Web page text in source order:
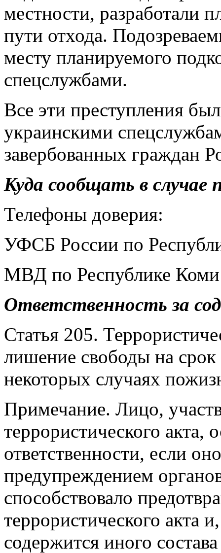
местности, разработали
пути отхода.
месту планируемого
спецслужбами.
Все эти преступления
украинскими
завербованных граждан
Куда сообщать в случае
Телефоны доверия:
УФСБ России по
МВД по Республике
Ответственность за
Статья 205.
лишение свободы на срок
некоторых случаях
Примечание. Лицо,
террористического акта,
ответственности, если
предупреждением
способствовало
террористического акта
содержится иного